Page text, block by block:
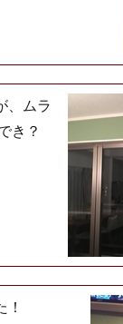
、ムラ
き？